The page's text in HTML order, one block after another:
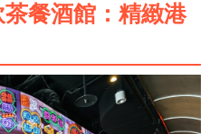
餐酒館：精緻港